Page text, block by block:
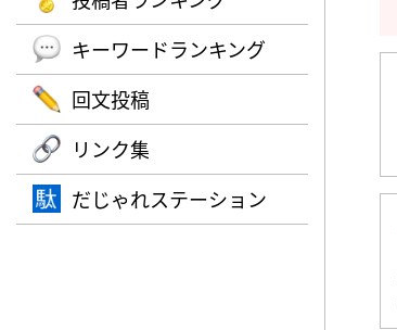
キーワードランキング
回文投稿
リンク集
だじゃれステーション